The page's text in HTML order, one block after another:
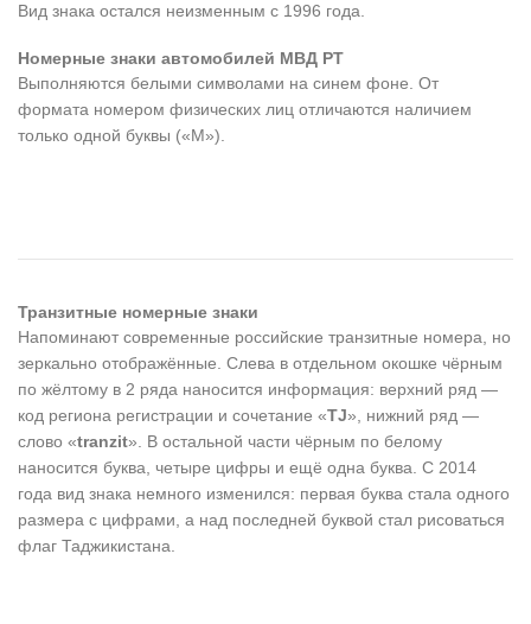
Вид знака остался неизменным с 1996 года.
Номерные знаки автомобилей МВД РТ
Выполняются белыми символами на синем фоне. От
формата номером физических лиц отличаются наличием
только одной буквы («М»).
Транзитные номерные знаки
Напоминают современные российские транзитные номера, но
зеркально отображённые. Слева в отдельном окошке чёрным
по жёлтому в 2 ряда наносится информация: верхний ряд —
код региона регистрации и сочетание «TJ», нижний ряд —
слово «tranzit». В остальной части чёрным по белому
наносится буква, четыре цифры и ещё одна буква. С 2014
года вид знака немного изменился: первая буква стала одного
размера с цифрами, а над последней буквой стал рисоваться
флаг Таджикистана.